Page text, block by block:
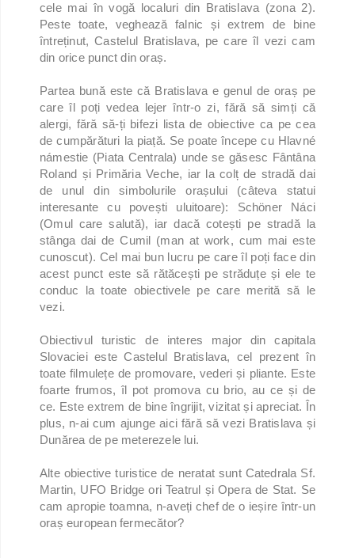
cele mai în vogă localuri din Bratislava (zona 2).
Peste toate, veghează falnic și extrem de bine
întreținut, Castelul Bratislava, pe care îl vezi cam
din orice punct din oraș.
Partea bună este că Bratislava e genul de oraș pe
care îl poți vedea lejer într-o zi, fără să simți că
alergi, fără să-ți bifezi lista de obiective ca pe cea
de cumpărături la piață. Se poate începe cu Hlavné
námestie (Piata Centrala) unde se găsesc Fântâna
Roland și Primăria Veche, iar la colț de stradă dai
de unul din simbolurile orașului (câteva statui
interesante cu povești uluitoare): Schöner Náci
(Omul care salută), iar dacă cotești pe stradă la
stânga dai de Cumil (man at work, cum mai este
cunoscut). Cel mai bun lucru pe care îl poți face din
acest punct este să rătăcești pe străduțe și ele te
conduc la toate obiectivele pe care merită să le
vezi.
Obiectivul turistic de interes major din capitala
Slovaciei este Castelul Bratislava, cel prezent în
toate filmulețe de promovare, vederi și pliante. Este
foarte frumos, îl pot promova cu brio, au ce și de
ce. Este extrem de bine îngrijit, vizitat și apreciat. În
plus, n-ai cum ajunge aici fără să vezi Bratislava și
Dunărea de pe meterezele lui.
Alte obiective turistice de neratat sunt Catedrala Sf.
Martin, UFO Bridge ori Teatrul și Opera de Stat. Se
cam apropie toamna, n-aveți chef de o ieșire într-un
oraș european fermecător?